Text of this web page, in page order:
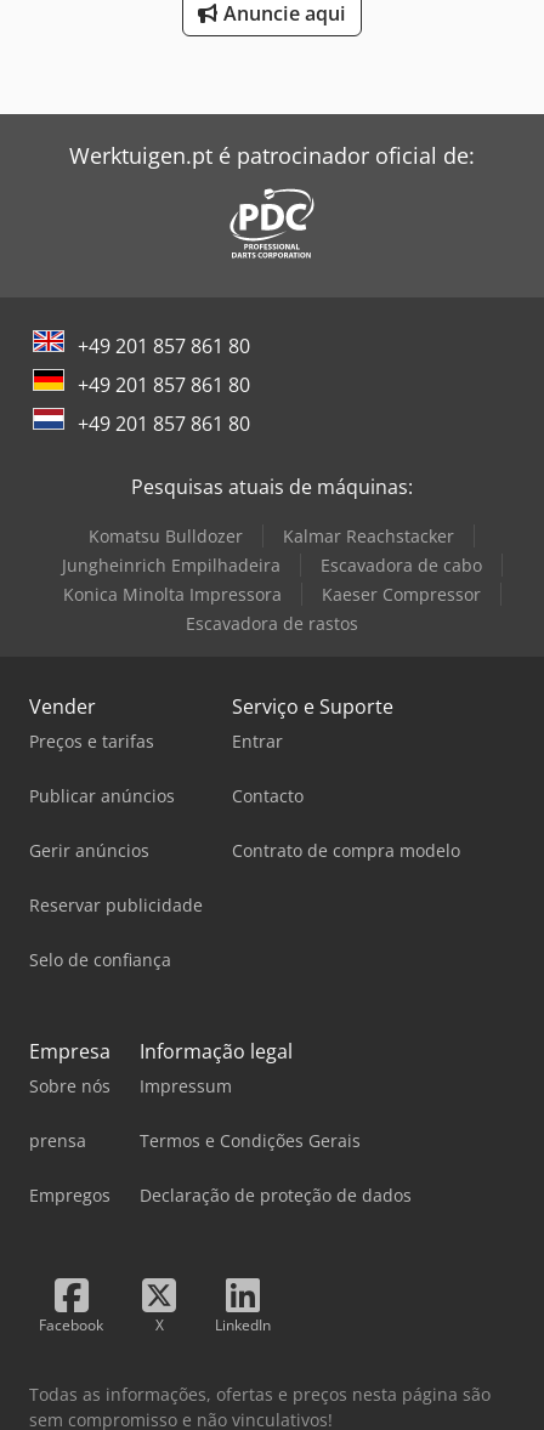
Anuncie aqui
Werktuigen.pt é patrocinador oficial de:
+49 201 857 861 80
+49 201 857 861 80
+49 201 857 861 80
Pesquisas atuais de máquinas:
Komatsu Bulldozer
Kalmar Reachstacker
Jungheinrich Empilhadeira
Escavadora de cabo
Konica Minolta Impressora
Kaeser Compressor
Escavadora de rastos
Vender
Preços e tarifas
Publicar anúncios
Gerir anúncios
Reservar publicidade
Selo de confiança
Serviço e Suporte
Entrar
Contacto
Contrato de compra modelo
Empresa
Sobre nós
prensa
Empregos
Informação legal
Impressum
Termos e Condições Gerais
Declaração de proteção de dados
Facebook X LinkedIn
Todas as informações, ofertas e preços nesta página são
sem compromisso e não vinculativos!